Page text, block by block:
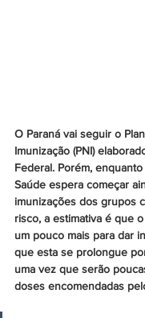
O Paraná vai seguir o
Imunização (PNI)
Federal. Porém,
Saúde espera começar
imunizações dos grupos
risco, a estimativa é que
um pouco mais para dar
que esta se prolongue
uma vez que serão
doses encomendadas